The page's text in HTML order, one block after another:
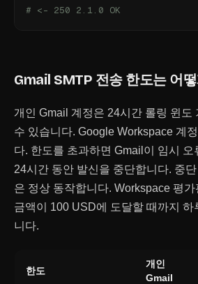
# <- 250 2.1.0 OK
Gmail SMTP 전송 한도는 어
개인 Gmail 계정은 24시간 롤링 윈도
수 있습니다. Google Workspace 계
다. 한도를 초과하면 Gmail이 임시 오
24시간 동안 발신을 중단합니다. 중
은 정상 동작합니다. Workspace 평가
금액이 100 USD에 도달할 때까지 하
니다.
한도
개인
Gmail